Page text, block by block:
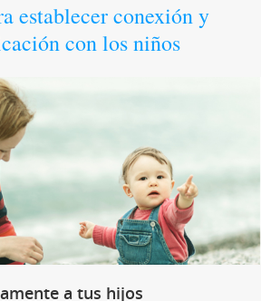
establecer conexión y
con los niños
a tus hijos